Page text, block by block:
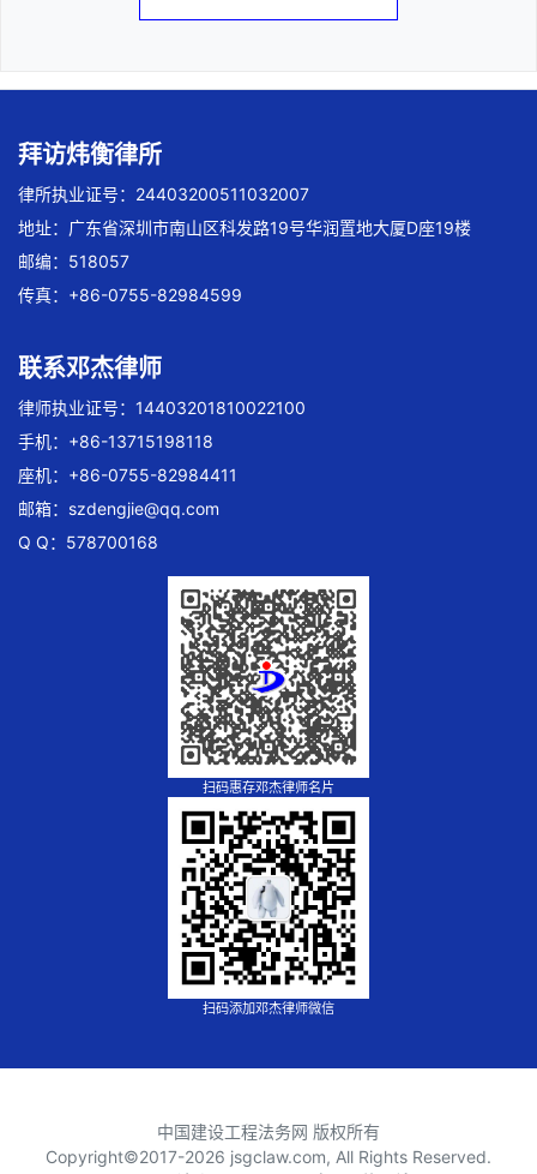
拜访炜衡律所
律所执业证号：24403200511032007
地址：广东省深圳市南山区科发路19号华润置地大厦D座19楼
邮编：518057
传真：+86-0755-82984599
联系邓杰律师
律师执业证号：14403201810022100
手机：+86-13715198118
座机：+86-0755-82984411
邮箱： szdengjie@qq.com
Q Q：578700168
扫码惠存邓杰律师名片
扫码添加邓杰律师微信
中国建设工程法务网 版权所有
Copyright©2017-2026 jsgclaw.com, All Rights Reserved.